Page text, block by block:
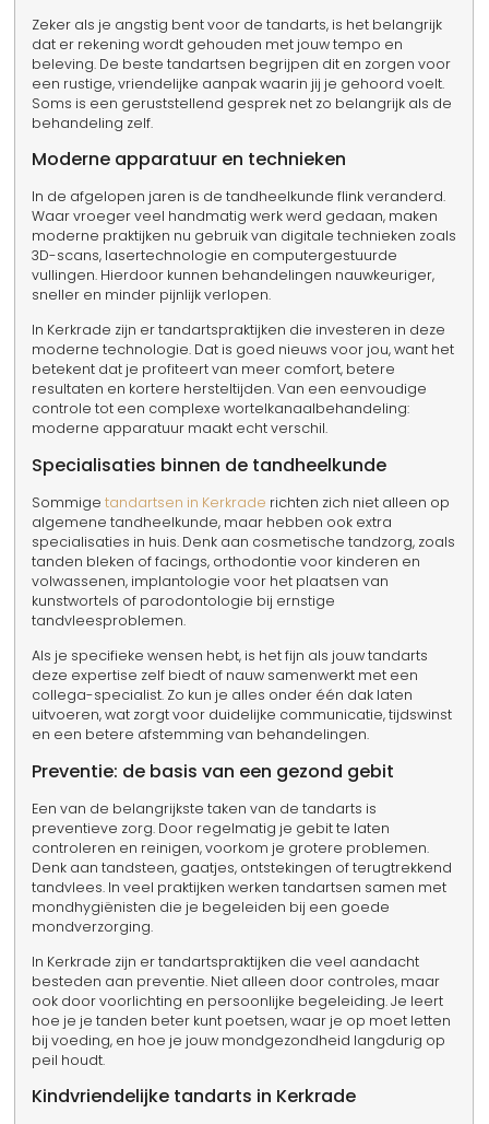
Zeker als je angstig bent voor de tandarts, is het belangrijk
dat er rekening wordt gehouden met jouw tempo en
beleving. De beste tandartsen begrijpen dit en zorgen voor
een rustige, vriendelijke aanpak waarin jij je gehoord voelt.
Soms is een geruststellend gesprek net zo belangrijk als de
behandeling zelf.
Moderne apparatuur en technieken
In de afgelopen jaren is de tandheelkunde flink veranderd.
Waar vroeger veel handmatig werk werd gedaan, maken
moderne praktijken nu gebruik van digitale technieken zoals
3D-scans, lasertechnologie en computergestuurde
vullingen. Hierdoor kunnen behandelingen nauwkeuriger,
sneller en minder pijnlijk verlopen.
In Kerkrade zijn er tandartspraktijken die investeren in deze
moderne technologie. Dat is goed nieuws voor jou, want het
betekent dat je profiteert van meer comfort, betere
resultaten en kortere hersteltijden. Van een eenvoudige
controle tot een complexe wortelkanaalbehandeling:
moderne apparatuur maakt echt verschil.
Specialisaties binnen de tandheelkunde
Sommigetandartsen in Kerkrade richten zich niet alleen op
algemene tandheelkunde, maar hebben ook extra
specialisaties in huis. Denk aan cosmetische tandzorg, zoals
tanden bleken of facings, orthodontie voor kinderen en
volwassenen, implantologie voor het plaatsen van
kunstwortels of parodontologie bij ernstige
tandvleesproblemen.
Als je specifieke wensen hebt, is het fijn als jouw tandarts
deze expertise zelf biedt of nauw samenwerkt met een
collega-specialist. Zo kun je alles onder één dak laten
uitvoeren, wat zorgt voor duidelijke communicatie, tijdswinst
en een betere afstemming van behandelingen.
Preventie: de basis van een gezond gebit
Een van de belangrijkste taken van de tandarts is
preventieve zorg. Door regelmatig je gebit te laten
controleren en reinigen, voorkom je grotere problemen.
Denk aan tandsteen, gaatjes, ontstekingen of terugtrekkend
tandvlees. In veel praktijken werken tandartsen samen met
mondhygiënisten die je begeleiden bij een goede
mondverzorging.
In Kerkrade zijn er tandartspraktijken die veel aandacht
besteden aan preventie. Niet alleen door controles, maar
ook door voorlichting en persoonlijke begeleiding. Je leert
hoe je je tanden beter kunt poetsen, waar je op moet letten
bij voeding, en hoe je jouw mondgezondheid langdurig op
peil houdt.
Kindvriendelijke tandarts in Kerkrade